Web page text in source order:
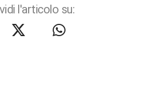
l'articolo su: